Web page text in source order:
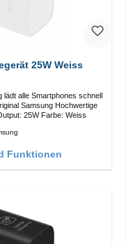
Ladegerät 25W Weiss
Verarbeitung Anschlüsse: USB-C Output: 25W Farbe: Weiss
Funktionen